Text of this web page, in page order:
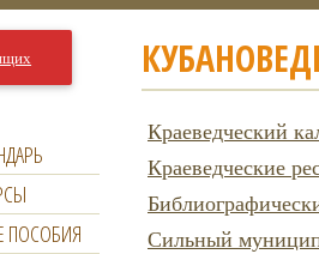
Краеведческий
Краеведческие
Сильный
ПОСОБИЯ